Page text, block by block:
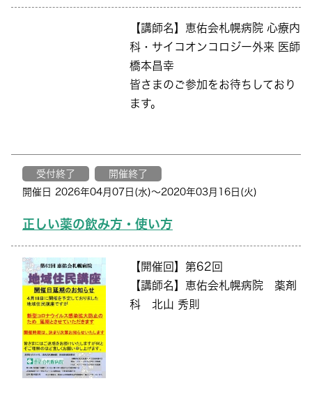
【講師名】恵佑会札幌病院 心療内
科・サイコオンコロジー外来 医師
橋本昌幸
皆さまのご参加をお待ちしており
ます。
受付終了
開催終了
開催日 2026年04月07日(水)〜2020年03月16日(火)
正しい薬の飲み方・使い方
【開催回】第62回
【講師名】恵佑会札幌病院 薬剤
科 北山 秀則